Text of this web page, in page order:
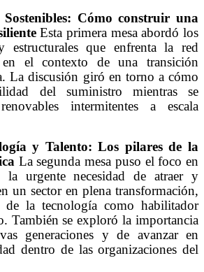
Cómo construir una
Esta primera mesa abordó los
estructurales que enfrenta la red
en el contexto de una transición
La discusión giró en torno a cómo
del suministro mientras se
intermitentes a escala
y Talento: Los pilares de la
La segunda mesa puso el foco en
urgente necesidad de atraer y
un sector en plena transformación,
la tecnología como habilitador
También se exploró la importancia
generaciones y de avanzar en
dentro de las organizaciones del